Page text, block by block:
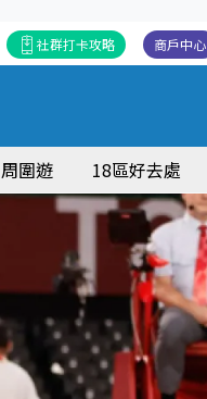
商戶中心
社群打卡攻略
周圍遊 18區好去處